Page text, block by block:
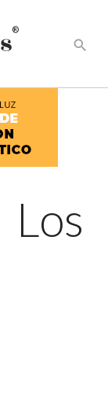
®
search
Los